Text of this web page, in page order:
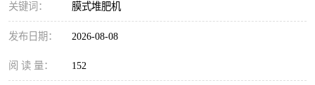
关键词： 膜式堆肥机
发布日期： 2026-08-08
阅 读 量： 152